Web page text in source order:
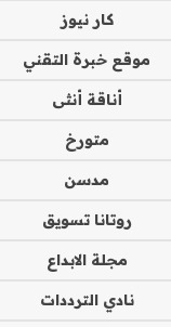
كار نيوز
موقع خبرة التقني
أناقة أنثى
متورخ
مدسن
روتانا تسويق
مجلة الابداع
نادي الترددات